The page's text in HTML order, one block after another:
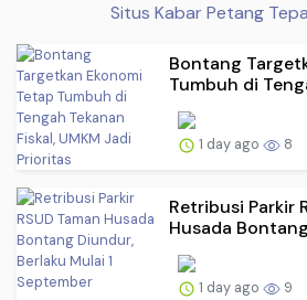
Situs Kabar Petang
Bontang
Tumbuh di
1 day ago 8
Retribusi Parkir
Husada
1 day ago 9